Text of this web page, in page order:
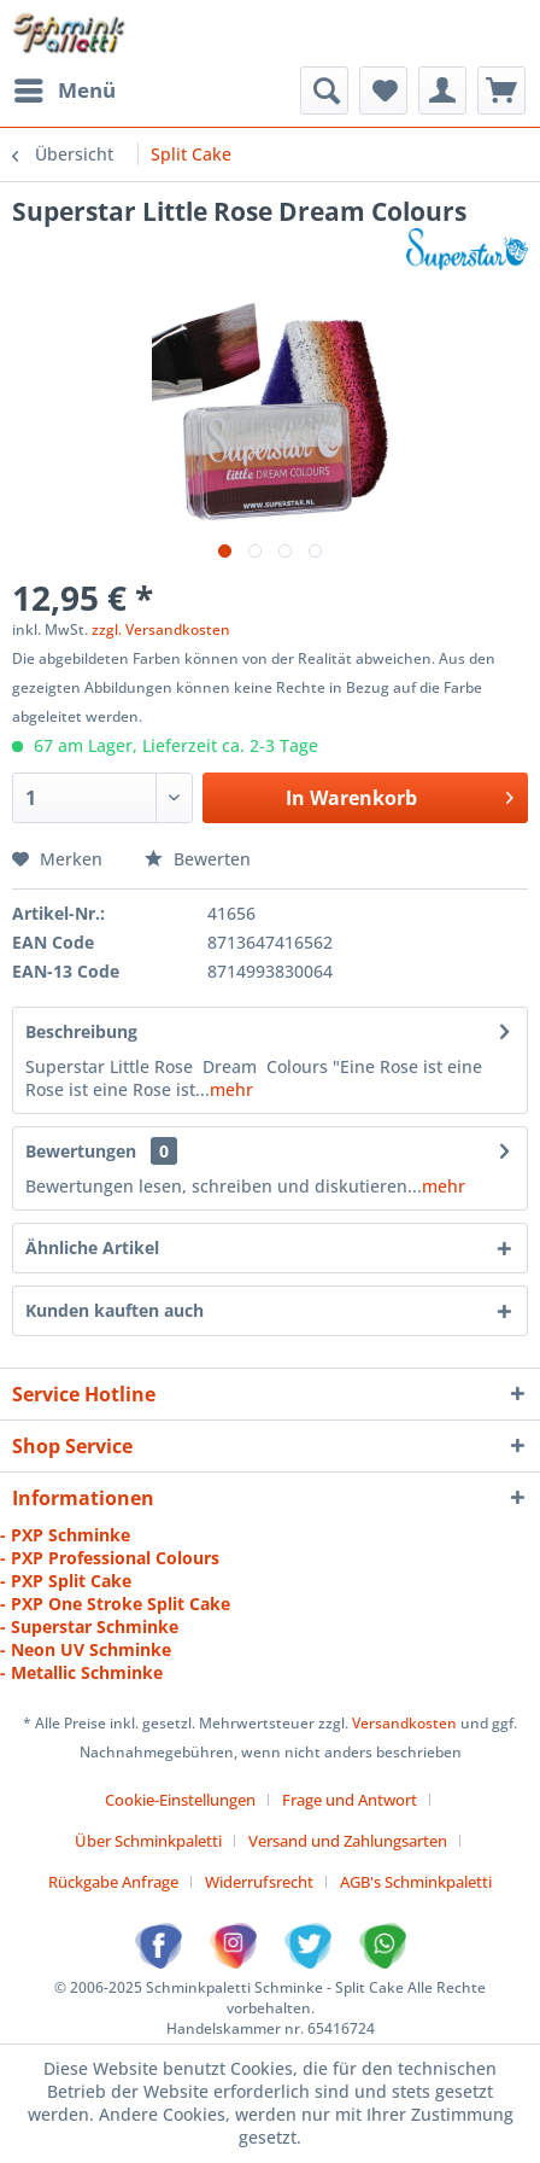
Menü
Übersicht Split Cake
Superstar Little Rose Dream Colours
12,95 € *
inkl. MwSt.zzgl. Versandkosten
Die abgebildeten Farben können von der Realität abweichen. Aus den
gezeigten Abbildungen können keine Rechte in Bezug auf die Farbe
abgeleitet werden.
67 am Lager, Lieferzeit ca. 2-3 Tage
In Warenkorb
Merken Bewerten
Artikel-Nr.:
41656
EAN Code
8713647416562
EAN-13 Code
8714993830064
Beschreibung
Superstar Little Rose Dream Colours "Eine Rose ist eine
Rose ist eine Rose ist...mehr
Bewertungen
0
Bewertungen lesen, schreiben und diskutieren...mehr
Ähnliche Artikel
Kunden kauften auch
Service Hotline
Shop Service
Informationen
- PXP Schminke
- PXP Professional Colours
- PXP Split Cake
- PXP One Stroke Split Cake
- Superstar Schminke
- Neon UV Schminke
- Metallic Schminke
* Alle Preise inkl. gesetzl. Mehrwertsteuer zzgl.Versandkosten und ggf.
Nachnahmegebühren, wenn nicht anders beschrieben
Cookie-Einstellungen
Frage und Antwort
Über Schminkpaletti
Versand und Zahlungsarten
Rückgabe Anfrage
Widerrufsrecht AGB's Schminkpaletti
© 2006-2025 Schminkpaletti Schminke - Split Cake Alle Rechte
vorbehalten.
Handelskammer nr. 65416724
Diese Website benutzt Cookies, die für den technischen
Betrieb der Website erforderlich sind und stets gesetzt
werden. Andere Cookies, werden nur mit Ihrer Zustimmung
gesetzt.